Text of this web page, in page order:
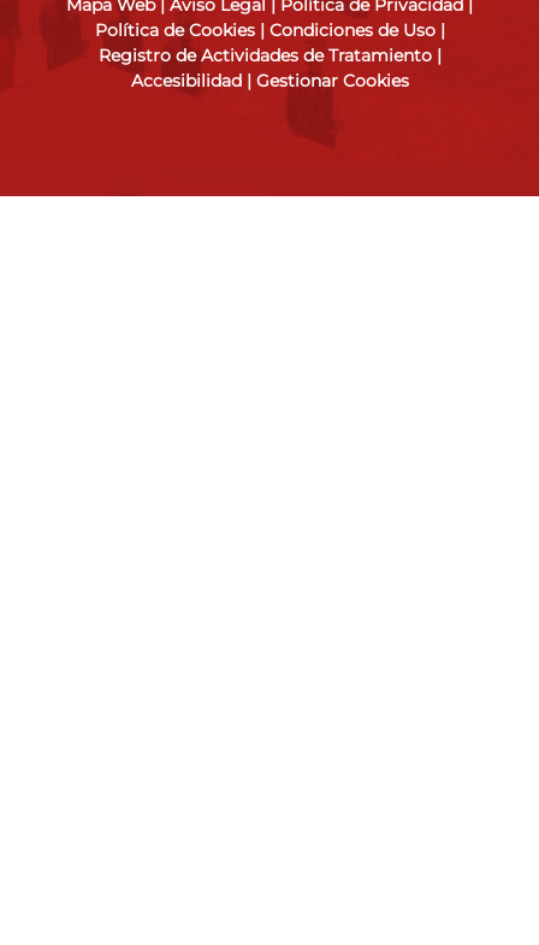
Política de Cookies| Condiciones de Uso|
Registro de Actividades de Tratamiento|
Accesibilidad| Gestionar Cookies